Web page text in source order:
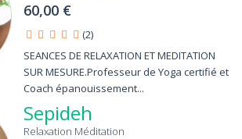
60,00 €
(2)
SEANCES DE RELAXATION ET MEDITATION
SUR MESURE.Professeur de Yoga certifié et
Coach épanouissement...
Sepideh
Relaxation Méditation